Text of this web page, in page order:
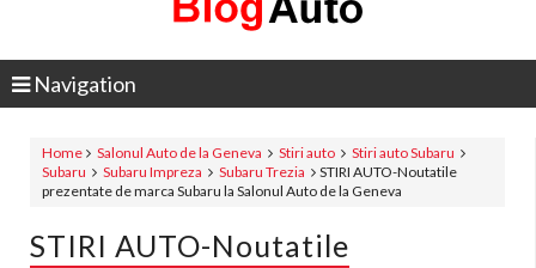
Navigation
Home Salonul Auto de la Geneva Stiri auto
Stiri auto Subaru
Subaru
Subaru Impreza Subaru Trezia
STIRI AUTO-Noutatile
prezentate de marca Subaru la Salonul Auto de la Geneva
STIRI AUTO-Noutatile